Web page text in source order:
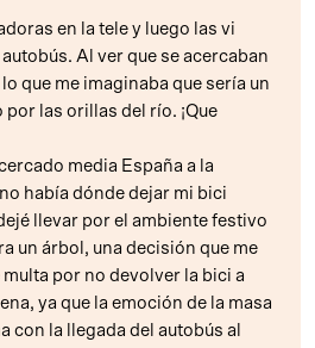
en la tele y luego las vi
Al ver que se acercaban
que me imaginaba que sería un
las orillas del río. ¡Que
media España a la
había dónde dejar mi bici
llevar por el ambiente festivo
un árbol, una decisión que me
por no devolver la bici a
ya que la emoción de la masa
con la llegada del autobús al